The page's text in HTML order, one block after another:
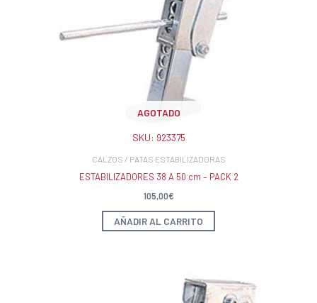
AGOTADO
SKU: 923375
CALZOS / PATAS ESTABILIZADORAS
ESTABILIZADORES 38 A 50 cm – PACK 2
105,00€
AÑADIR AL CARRITO